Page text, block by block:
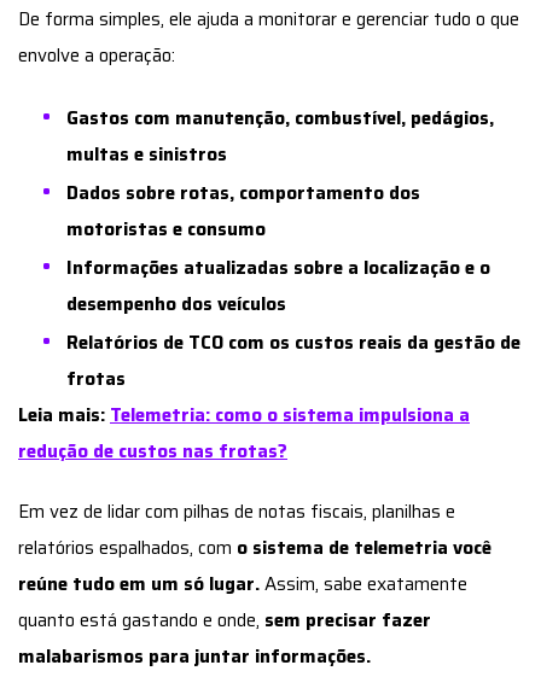
De forma simples, ele ajuda a monitorar e gerenciar tudo o que
envolve a operação:
Gastos com manutenção, combustível, pedágios,
multas e sinistros
Dados sobre rotas, comportamento dos
motoristas e consumo
Informações atualizadas sobre a localização e o
desempenho dos veículos
Relatórios de TCO com os custos reais da gestão de
frotas
Leia mais: Telemetria: como o sistema impulsiona a
redução de custos nas frotas?
Em vez de lidar com pilhas de notas fiscais, planilhas e
relatórios espalhados, com o sistema de telemetria você
reúne tudo em um só lugar.Assim, sabe exatamente
quanto está gastando e onde, sem precisar fazer
malabarismos para juntar informações.